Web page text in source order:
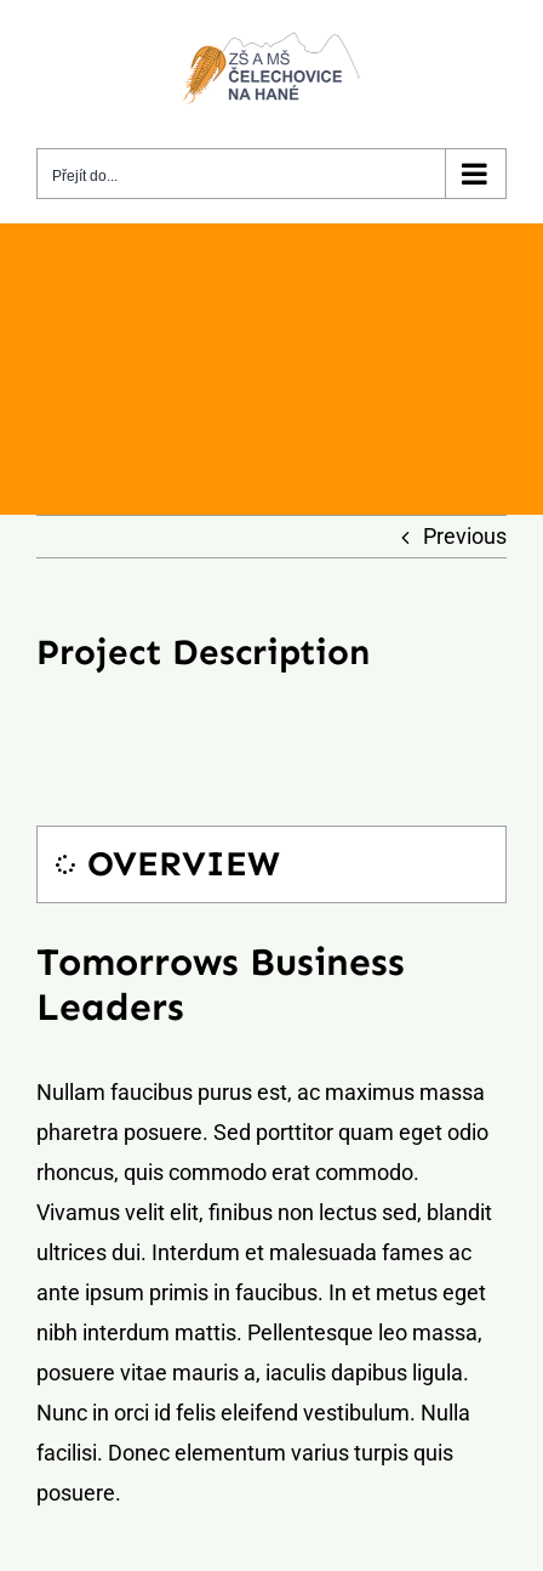
Přejít do...
Previous
Project Description
OVERVIEW
Tomorrows Business
Leaders
Nullam faucibus purus est, ac maximus massa
pharetra posuere. Sed porttitor quam eget odio
rhoncus, quis commodo erat commodo.
Vivamus velit elit, finibus non lectus sed, blandit
ultrices dui. Interdum et malesuada fames ac
ante ipsum primis in faucibus. In et metus eget
nibh interdum mattis. Pellentesque leo massa,
posuere vitae mauris a, iaculis dapibus ligula.
Nunc in orci id felis eleifend vestibulum. Nulla
facilisi. Donec elementum varius turpis quis
posuere.